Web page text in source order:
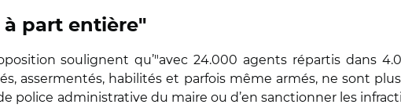
à part entière"
soulignent qu’"avec 24.000 agents répartis dans
assermentés, habilités et parfois même armés, ne sont
police administrative du maire ou d’en sanctionner les